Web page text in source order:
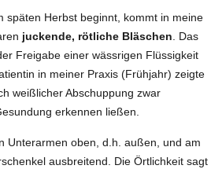
späten Herbst beginnt, kommt in meine
juckende, rötliche Bläschen. Das
Freigabe einer wässrigen Flüssigkeit
in meiner Praxis (Frühjahr) zeigte
weißlicher Abschuppung zwar
erkennen ließen.
Unterarmen oben, d.h. außen, und am
ausbreitend. Die Örtlichkeit sagt